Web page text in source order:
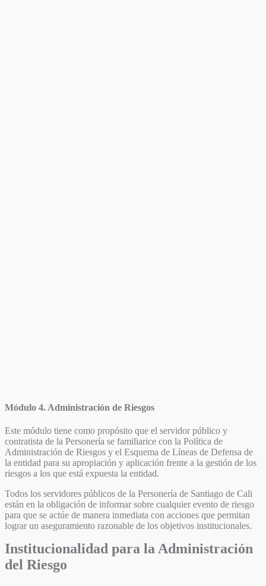
Módulo 4. Administración de Riesgos
Este módulo tiene como propósito que el servidor público y
contratista de la Personería se familiarice con la Política de
Administración de Riesgos y el Esquema de Líneas de Defensa de
la entidad para su apropiación y aplicación frente a la gestión de los
riesgos a los que está expuesta la entidad.
Todos los servidores públicos de la Personería de Santiago de Cali
están en la obligación de informar sobre cualquier evento de riesgo
para que se actúe de manera inmediata con acciones que permitan
lograr un aseguramiento razonable de los objetivos institucionales.
Institucionalidad para la Administración
del Riesgo